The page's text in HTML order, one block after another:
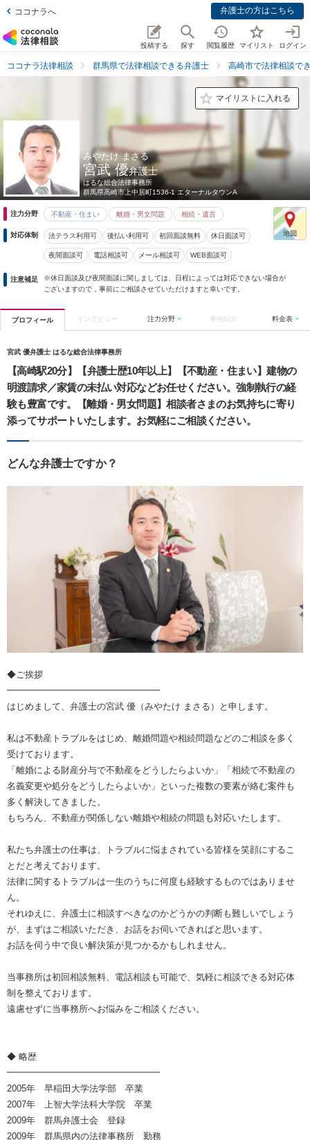
ココナラへ 弁護士の方はこちら
投稿する 探す 閲覧履歴 マイリスト ログイン
ココナラ法律相談 群馬県で法律相談できる弁護士 高崎市で法律相談で
マイリストに入れる
みやたけ まさる
宮武 優弁護士
はるな総合法律事務所
群馬県高崎市上中居町1536-1 エターナルタウンA
注力分野 不動産・住まい 離婚・男女問題 相続・遺言
対応体制 法テラス利用可 後払い利用可 初回面談無料 休日面談可
夜間面談可 電話相談可 メール相談可 WEB面談可
注意補足
※休日面談及び夜間面談に関しましては、日程によっては対応できない場合が
ございますので，事前にご相談させていただけますと幸いです。
プロフィール インタビュー 注力分野 事例紹介 料金表
宮武 優弁護士 はるな総合法律事務所
【高崎駅20分】【弁護士歴10年以上】【不動産・住まい】建物の
明渡請求／家賃の未払い対応などお任せください。強制執行の経
験も豊富です。【離婚・男女問題】相談者さまのお気持ちに寄り
添ってサポートいたします。お気軽にご相談ください。
どんな弁護士ですか？
◆ご挨拶
━━━━━━━━━━━━━━━━━
はじめまして、弁護士の宮武 優（みやたけ まさる）と申します。
私は不動産トラブルをはじめ、離婚問題や相続問題などのご相談を多く
受けております。
「離婚による財産分与で不動産をどうしたらよいか」「相続で不動産の
名義変更や処分をどうしたらよいか」といった複数の要素が絡む案件も
多く解決してきました。
もちろん、不動産が関係しない離婚や相続の問題も対応いたします。
私たち弁護士の仕事は、トラブルに悩まされている皆様を笑顔にするこ
とだと考えております。
法律に関するトラブルは一生のうちに何度も経験するものではありませ
ん。
それゆえに、弁護士に相談すべきなのかどうかの判断も難しいでしょう
が、まずはご相談いただき、お話をお伺いできればと思います。
お話を伺う中で良い解決策が見つかるかもしれません。
当事務所は初回相談無料、電話相談も可能で、気軽に相談できる対応体
制を整えております。
遠慮せずに当事務所へお悩みをご相談ください。
◆ 略歴
━━━━━━━━━━━━━━━━━
2005年 早稲田大学法学部 卒業
2007年 上智大学法科大学院 卒業
2009年 群馬弁護士会 登録
2009年 群馬県内の法律事務所 勤務